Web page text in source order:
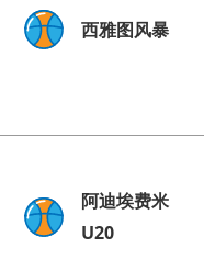
西雅图风暴
阿迪埃费米
U20